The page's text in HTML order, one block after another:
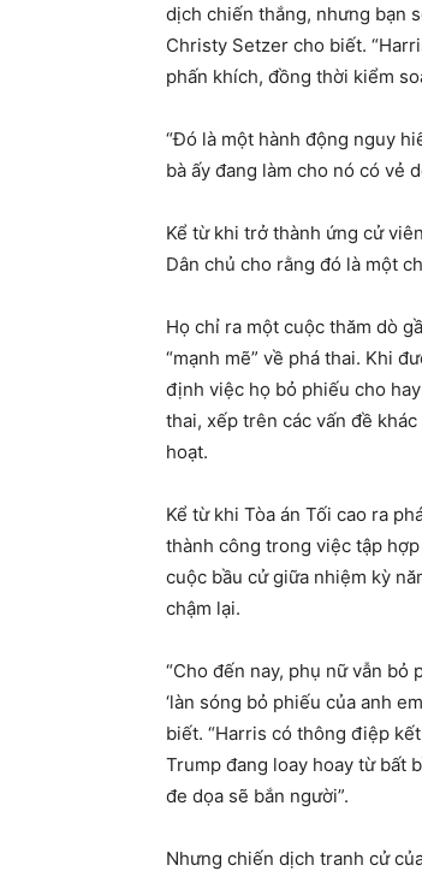
dịch chiến thắng, nhưng bạn
Christy Setzer cho biết.
phấn khích, đồng thời kiểm
“Đó là một hành động nguy
bà ấy đang làm cho nó có vẻ
Kể từ khi trở thành ứng cử
Dân chủ cho rằng đó là một
Họ chỉ ra một cuộc thăm dò
“mạnh mẽ” về phá thai. Khi
định việc họ bỏ phiếu cho
thai, xếp trên các vấn đề
hoạt.
Kể từ khi Tòa án Tối cao ra
thành công trong việc tập
cuộc bầu cử giữa nhiệm kỳ
chậm lại.
“Cho đến nay, phụ nữ vẫn bỏ
‘làn sóng bỏ phiếu của anh
biết. “Harris có thông điệp
Trump đang loay hoay từ bất
đe dọa sẽ bắn người”.
Nhưng chiến dịch tranh cử